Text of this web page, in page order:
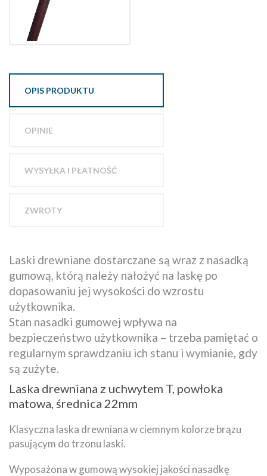
OPIS PRODUKTU
OPINIE
WYSYŁKA I PŁATNOŚĆ
ZWROTY
Laski drewniane dostarczane są wraz z nasadką
gumową, którą należy nałożyć na laskę po
dopasowaniu jej wysokości do wzrostu
użytkownika.
Stan nasadki gumowej wpływa na
bezpieczeństwo użytkownika – trzeba pamiętać o
regularnym sprawdzaniu ich stanu i wymianie, gdy
są zużyte.
Laska drewniana z uchwytem T, powłoka
matowa, średnica 22mm
Klasyczna laska drewniana w ciemnym kolorze brązu
pasującym do trzonu laski.
Wyposażona w gumową wysokiej jakości nasadkę